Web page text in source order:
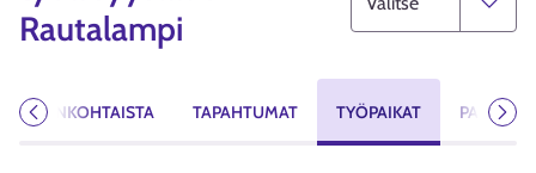
Rautalampi
AJANKOHTAISTA TAPAHTUMAT TYÖPAIKAT PALVELUT
Edellinen